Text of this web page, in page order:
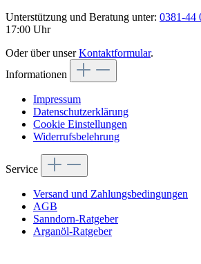
Unterstützung und Beratung unter: 0381-44
17:00 Uhr
Oder über unserKontaktformular.
Informationen
Impressum
Datenschutzerklärung
Cookie Einstellungen
Widerrufsbelehrung
Service
Versand und Zahlungsbedingungen
AGB
Sanndorn-Ratgeber
Arganöl-Ratgeber